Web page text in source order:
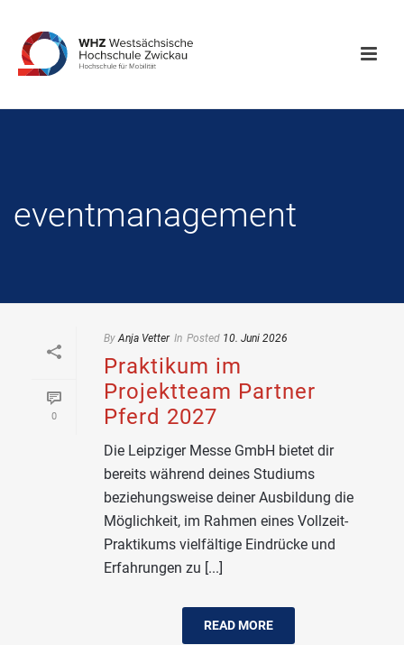
eventmanagement
0
By Anja Vetter In Posted 10. Juni 2026
Praktikum im
Projektteam Partner
Pferd 2027
Die Leipziger Messe GmbH bietet dir
bereits während deines Studiums
beziehungsweise deiner Ausbildung die
Möglichkeit, im Rahmen eines Vollzeit-
Praktikums vielfältige Eindrücke und
Erfahrungen zu [...]
READ MORE